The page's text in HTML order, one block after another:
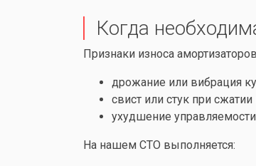
Когда
Признаки износа
дрожание или вибрация
свист или стук при
ухудшение
На нашем СТО выполняется: